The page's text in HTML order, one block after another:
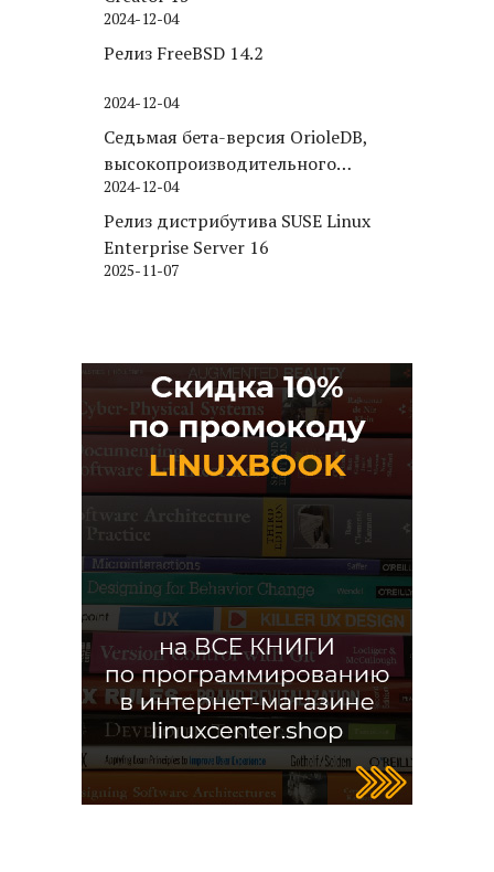
2024-12-04
Релиз FreeBSD 14.2
2024-12-04
Седьмая бета-версия OrioleDB,
высокопроизводительного
движка хранения для PostgreSQL
2024-12-04
Релиз дистрибутива SUSE Linux
Enterprise Server 16
2025-11-07